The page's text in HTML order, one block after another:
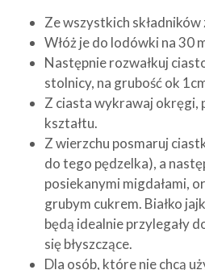
Ze wszystkich
Włóż je do lodówki na 30
Następnie rozwałkuj
stolnicy, na grubość ok
Z ciasta wykrawaj okręgi,
kształtu.
Z wierzchu posmaruj
do tego pędzelka), a
posiekanymi migdałami,
grubym cukrem. Białko
będą idealnie przylegały
się błyszczące.
Dla osób, które nie chcą